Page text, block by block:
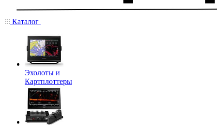
Каталог
Эхолоты и
Картплоттеры